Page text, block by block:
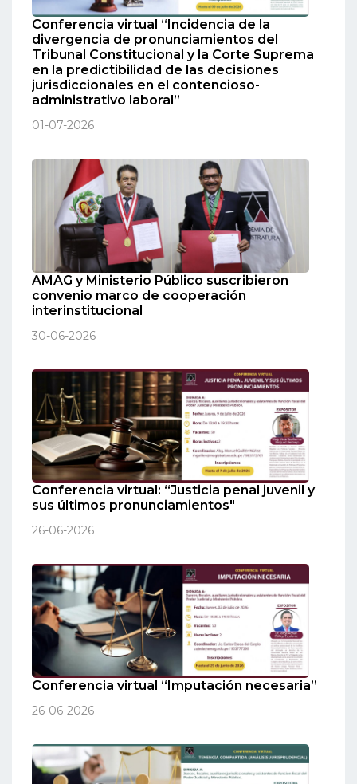
Conferencia virtual “Incidencia de la
divergencia de pronunciamientos del
Tribunal Constitucional y la Corte Suprema
en la predictibilidad de las decisiones
jurisdiccionales en el contencioso-
administrativo laboral”
01-07-2026
AMAG y Ministerio Público suscribieron
convenio marco de cooperación
interinstitucional
30-06-2026
Conferencia virtual: “Justicia penal juvenil y
sus últimos pronunciamientos"
26-06-2026
Conferencia virtual “Imputación necesaria”
26-06-2026